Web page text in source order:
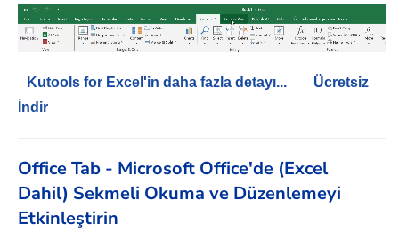
Kutools for Excel'in daha fazla detayı...
Ücretsiz
İndir
Office Tab - Microsoft Office'de (Excel
Dahil) Sekmeli Okuma ve Düzenlemeyi
Etkinleştirin